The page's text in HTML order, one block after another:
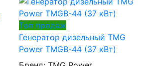
Tоп продаж
Генератор дизельный TMG
Power TMGB-44 (37 кВт)